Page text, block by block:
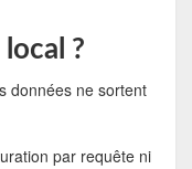
?
données ne sortent
par requête ni